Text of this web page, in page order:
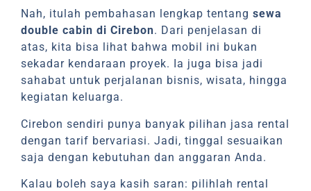
Nah, itulah pembahasan lengkap tentangsewa
double cabin di Cirebon. Dari penjelasan di
atas, kita bisa lihat bahwa mobil ini bukan
sekadar kendaraan proyek. Ia juga bisa jadi
sahabat untuk perjalanan bisnis, wisata, hingga
kegiatan keluarga.
Cirebon sendiri punya banyak pilihan jasa rental
dengan tarif bervariasi. Jadi, tinggal sesuaikan
saja dengan kebutuhan dan anggaran Anda.
Kalau boleh saya kasih saran: pilihlah rental